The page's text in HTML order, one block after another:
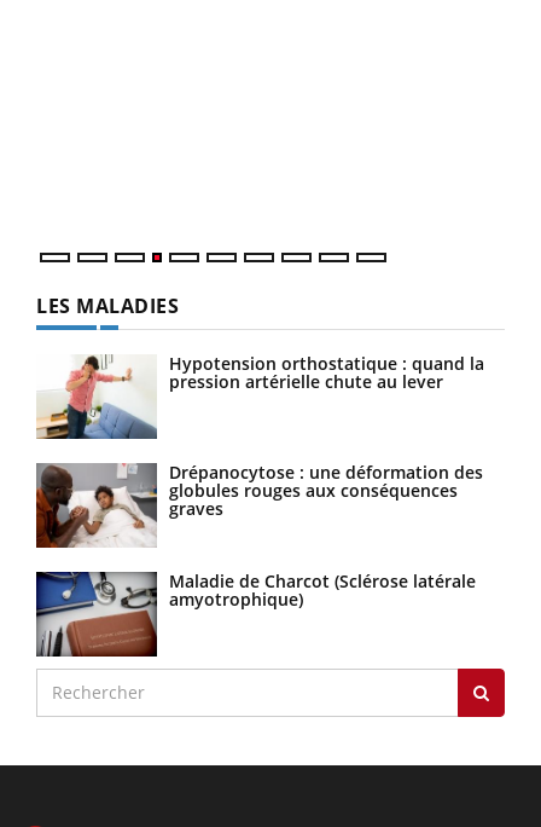
LES MALADIES
Hypotension orthostatique : quand la
pression artérielle chute au lever
Drépanocytose : une déformation des
globules rouges aux conséquences
graves
Maladie de Charcot (Sclérose latérale
amyotrophique)